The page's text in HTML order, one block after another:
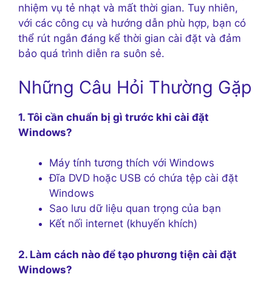
nhiệm vụ tẻ nhạt và mất thời gian. Tuy nhiên,
với các công cụ và hướng dẫn phù hợp, bạn có
thể rút ngắn đáng kể thời gian cài đặt và đảm
bảo quá trình diễn ra suôn sẻ.
Những Câu Hỏi Thường Gặp
1. Tôi cần chuẩn bị gì trước khi cài đặt
Windows?
Máy tính tương thích với Windows
Đĩa DVD hoặc USB có chứa tệp cài đặt
Windows
Sao lưu dữ liệu quan trọng của bạn
Kết nối internet (khuyến khích)
2. Làm cách nào để tạo phương tiện cài đặt
Windows?